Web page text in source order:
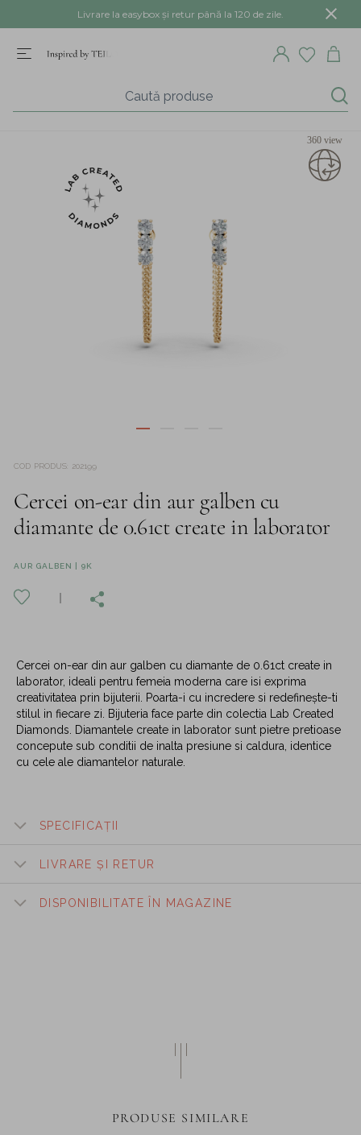
Livrare la easybox și retur până la 120 de zile.
360 view
COD PRODUS 202199
Cercei on-ear din aur galben cu
diamante de 0.61ct create in laborator
AUR GALBEN | 9K
Cercei on-ear din aur galben cu diamante de 0.61ct create in
laborator, ideali pentru femeia moderna care isi exprima
creativitatea prin bijuterii. Poarta-i cu incredere si redefinește-ti
stilul in fiecare zi. Bijuteria face parte din colectia Lab Created
Diamonds. Diamantele create in laborator sunt pietre pretioase
concepute sub conditii de inalta presiune si caldura, identice
cu cele ale diamantelor naturale.
SPECIFICAȚII
LIVRARE ȘI RETUR
DISPONIBILITATE ÎN MAGAZINE
PRODUSE SIMILARE